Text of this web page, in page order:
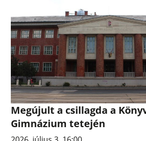
Megújult a csillagda a
Gimnázium tetején